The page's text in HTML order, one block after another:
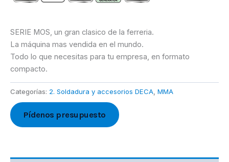
SERIE MOS, un gran clasico de la ferreria.
La máquina mas vendida en el mundo.
Todo lo que necesitas para tu empresa, en formato
compacto.
Categorías: 2. Soldadura y accesorios DECA MMA
Pídenos presupuesto